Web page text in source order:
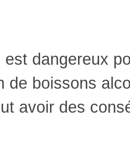
est dangereux
de boissons
avoir des